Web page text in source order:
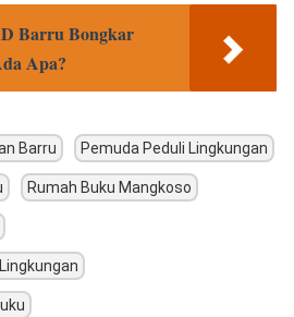
Barru Bongkar
Apa?
Barru Pemuda Peduli Lingkungan
Rumah Buku Mangkoso